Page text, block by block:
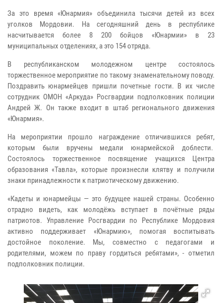
За это время «Юнармия» объединила тысячи детей из всех
уголков Мордовии. На сегодняшний день в республике
насчитывается более 8 200 бойцов «Юнармии» в 23
муниципальных отделениях, а это 154 отряда.
В республиканском молодежном центре состоялось
торжественное мероприятие по такому знаменательному поводу.
Поздравить юнармейцев пришли почетные гости. В их числе
сотрудник ОМОН «Аркуда» Росгвардии подполковник полиции
Андрей Ж. Он также входит в штаб регионального движения
«Юнармия».
На мероприятии прошло награждение отличившихся ребят,
которым были вручены медали юнармейской доблести.
Состоялось торжественное посвящение учащихся Центра
образования «Тавла», которые произнесли клятву и получили
знаки принадлежности к патриотическому движению.
«Кадеты и юнармейцы — это будущее нашей страны. Особенно
отрадно видеть, как молодёжь вступает в почётные ряды
патриотов. Управление Росгвардии по Республике Мордовия
активно поддерживает «Юнармию», помогая воспитывать
достойное поколение. Мы, совместно с педагогами и
родителями, можем по праву гордиться ребятами», - отметил
подполковник полиции.